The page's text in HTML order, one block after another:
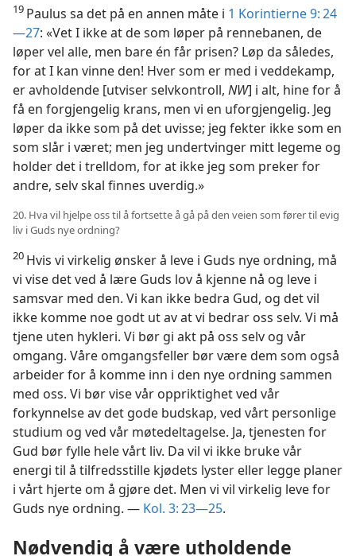
19 Paulus sa det på en annen måte i 1 Korintierne 9: 24
—27: «Vet I ikke at de som løper på rennebanen, de
løper vel alle, men bare én får prisen? Løp da således,
for at I kan vinne den! Hver som er med i veddekamp,
er avholdende [utviser selvkontroll, NW] i alt, hine for å
få en forgjengelig krans, men vi en uforgjengelig. Jeg
løper da ikke som på det uvisse; jeg fekter ikke som en
som slår i været; men jeg undertvinger mitt legeme og
holder det i trelldom, for at ikke jeg som preker for
andre, selv skal finnes uverdig.»
20. Hva vil hjelpe oss til å fortsette å gå på den veien som fører til evig
liv i Guds nye ordning?
20 Hvis vi virkelig ønsker å leve i Guds nye ordning, må
vi vise det ved å lære Guds lov å kjenne nå og leve i
samsvar med den. Vi kan ikke bedra Gud, og det vil
ikke komme noe godt ut av at vi bedrar oss selv. Vi må
tjene uten hykleri. Vi bør gi akt på oss selv og vår
omgang. Våre omgangsfeller bør være dem som også
arbeider for å komme inn i den nye ordning sammen
med oss. Vi bør vise vår oppriktighet ved vår
forkynnelse av det gode budskap, ved vårt personlige
studium og ved vår møtedeltagelse. Ja, tjenesten for
Gud bør fylle hele vårt liv. Da vil vi ikke bruke vår
energi til å tilfredsstille kjødets lyster eller legge planer
i vårt hjerte om å gjøre det. Men vi vil virkelig leve for
Guds nye ordning. — Kol. 3: 23—25.
Nødvendig å være utholdende